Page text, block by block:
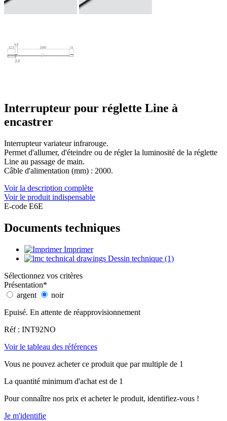
Interrupteur pour réglette Line à
encastrer
Interrupteur variateur infrarouge.
Permet d'allumer, d'éteindre ou de régler la luminosité de la réglette
Line au passage de main.
Câble d'alimentation (mm) : 2000.
Voir la description complète
Voir le produit indispensable
E-code E6E
Documents techniques
Imprimer
Dessin technique (1)
Sélectionnez vos critères
Présentation*
argent
noir
Epuisé. En attente de réapprovisionnement
Réf : INT92NO
Voir le tableau des références
Vous ne pouvez acheter ce produit que par multiple de 1
La quantité minimum d'achat est de 1
Pour connaître nos prix et acheter le produit, identifiez-vous !
Je m'identifie